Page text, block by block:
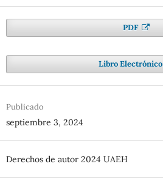
PDF
Libro Electrónico
Publicado
septiembre 3, 2024
Derechos de autor 2024 UAEH